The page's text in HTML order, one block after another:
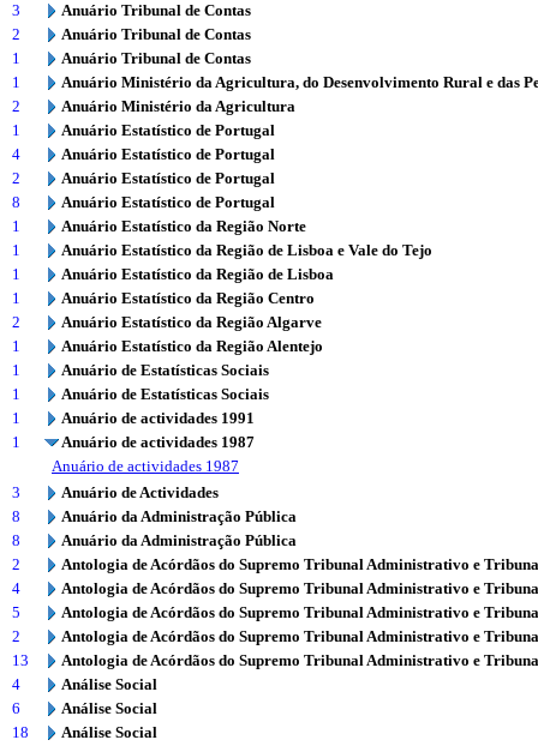
3
Anuário Tribunal de Contas
2
Anuário Tribunal de Contas
1
Anuário Tribunal de Contas
1
Anuário Ministério da Agricultura, do Desenvolvimento Rural e das
2
Anuário Ministério da Agricultura
1
Anuário Estatístico de Portugal
4
Anuário Estatístico de Portugal
2
Anuário Estatístico de Portugal
8
Anuário Estatístico de Portugal
1
Anuário Estatístico da Região Norte
1
Anuário Estatístico da Região de Lisboa e Vale do Tejo
1
Anuário Estatístico da Região de Lisboa
1
Anuário Estatístico da Região Centro
2
Anuário Estatístico da Região Algarve
1
Anuário Estatístico da Região Alentejo
1
Anuário de Estatísticas Sociais
1
Anuário de Estatísticas Sociais
1
Anuário de actividades 1991
1
Anuário de actividades 1987
Anuário de actividades 1987
3
Anuário de Actividades
8
Anuário da Administração Pública
8
Anuário da Administração Pública
2
Antologia de Acórdãos do Supremo Tribunal Administrativo e
4
Antologia de Acórdãos do Supremo Tribunal Administrativo e
5
Antologia de Acórdãos do Supremo Tribunal Administrativo e
2
Antologia de Acórdãos do Supremo Tribunal Administrativo e
13
Antologia de Acórdãos do Supremo Tribunal Administrativo e
4
Análise Social
6
Análise Social
18
Análise Social